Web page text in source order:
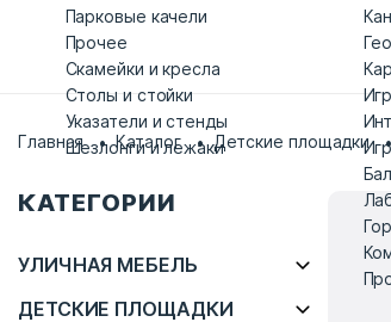
Парковые качели
Прочее
Скамейки и кресла
Столы и стойки
Указатели и стенды
Шезлонги и лежаки
Главная Каталог Детские площадки
КАТЕГОРИИ
УЛИЧНАЯ МЕБЕЛЬ
ДЕТСКИЕ ПЛОЩАДКИ